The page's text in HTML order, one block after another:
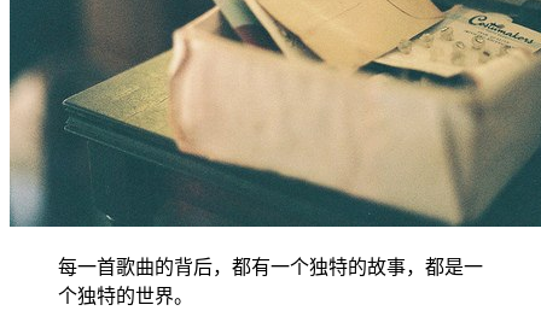
每一首歌曲的背后，都有一个独特的故事，都是一
个独特的世界。